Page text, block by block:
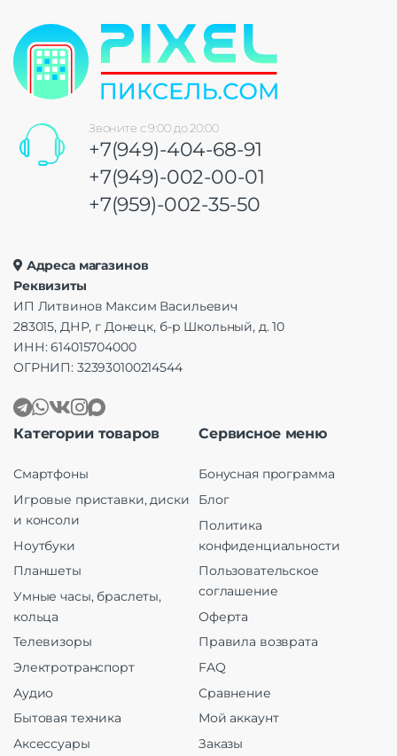
Звоните с 9:00 до 20:00
+7(949)-404-68-91
+7(949)-002-00-01
+7(959)-002-35-50
Адреса магазинов
Реквизиты
ИП Литвинов Максим Васильевич
283015, ДНР, г Донецк, б-р Школьный, д. 10
ИНН: 614015704000
ОГРНИП: 323930100214544
Категории товаров
Смартфоны
Игровые приставки, диски
и консоли
Ноутбуки
Планшеты
Умные часы, браслеты,
кольца
Телевизоры
Электротранспорт
Аудио
Бытовая техника
Аксессуары
Сервисное меню
Бонусная программа
Блог
Политика
конфиденциальности
Пользовательское
соглашение
Оферта
Правила возврата
FAQ
Сравнение
Мой аккаунт
Заказы